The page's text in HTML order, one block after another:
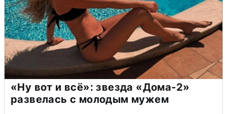
«Ну вот и всё»: звезда «Дома-2»
развелась с молодым мужем